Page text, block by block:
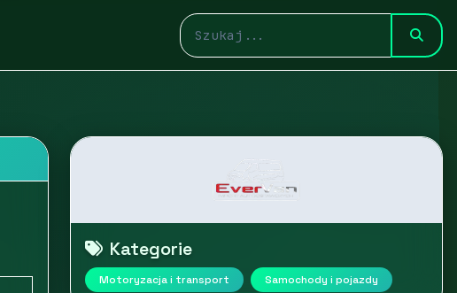
Kategorie
Motoryzacja i transport Samochody i pojazdy